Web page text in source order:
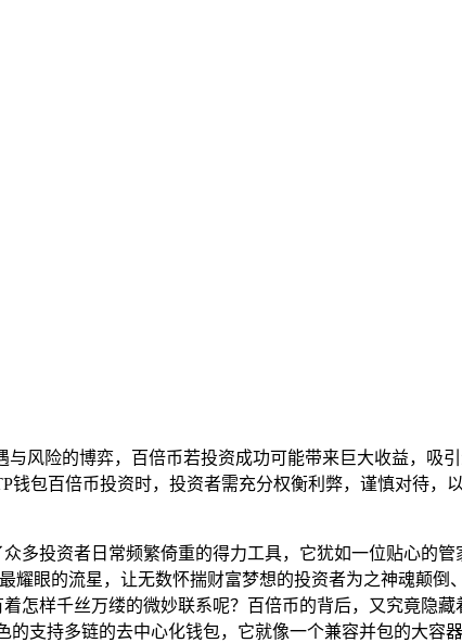
风险的博弈，百倍币若投资成功可能带来巨大收益，吸
包百倍币投资时，投资者需充分权衡利弊，谨慎对待，
多投资者日常频繁倚重的得力工具，它犹如一位贴心的
耀眼的流星，让无数怀揣财富梦想的投资者为之神魂颠倒
怎样千丝万缕的微妙联系呢？百倍币的背后，又究竟隐
支持多链的去中心化钱包，它就像一个兼容并包的大容